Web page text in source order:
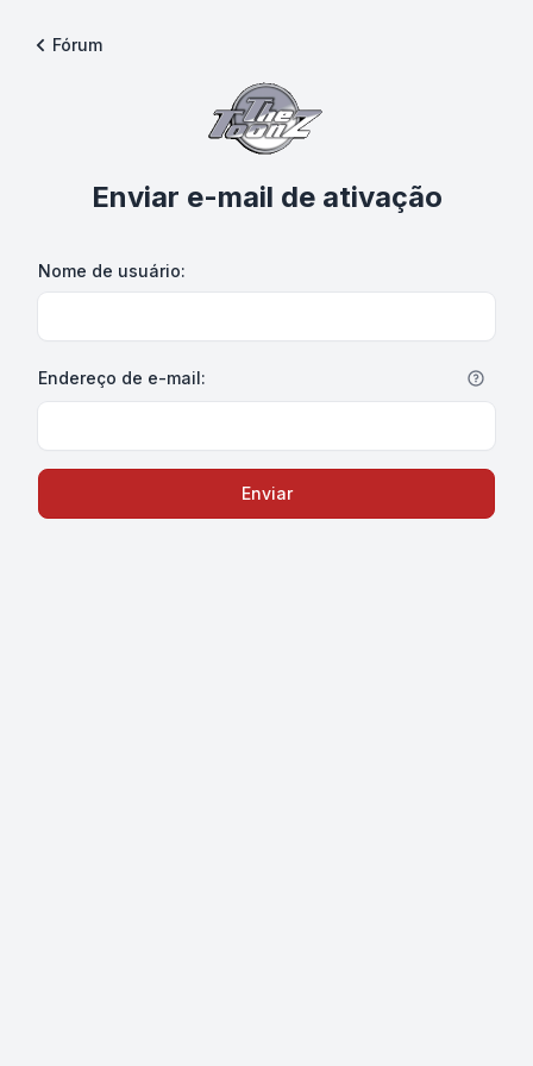
Fórum
Enviar e-mail de ativação
Nome de usuário:
Endereço de e-mail:
Enviar